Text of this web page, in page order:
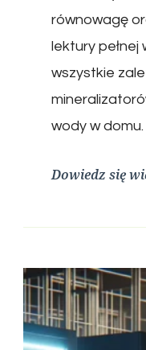
równowagę
lektury pełnej
wszystkie
wody w domu.
Dowiedz się